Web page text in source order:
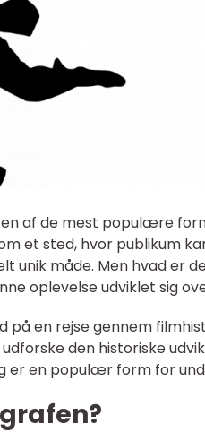
af de mest populære
et sted, hvor publikum
unik måde. Men hvad er
oplevelse udviklet sig
på en rejse gennem
den historiske
er en populær form for